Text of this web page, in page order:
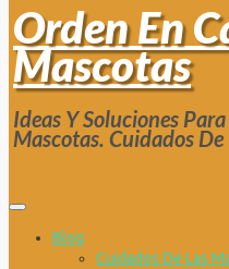
Orden En
Mascotas
Ideas Y Soluciones
Mascotas. Cuidados
Blog
Cuidados De Las